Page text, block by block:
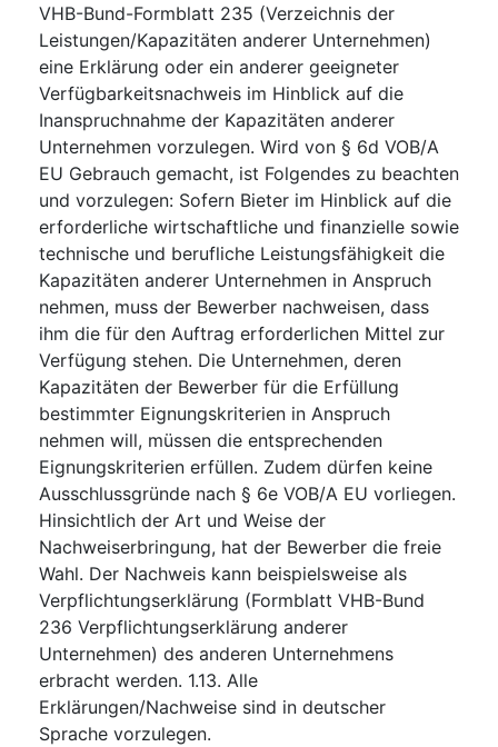
VHB-Bund-Formblatt 235 (Verzeichnis der
Leistungen/Kapazitäten anderer Unternehmen)
eine Erklärung oder ein anderer geeigneter
Verfügbarkeitsnachweis im Hinblick auf die
Inanspruchnahme der Kapazitäten anderer
Unternehmen vorzulegen. Wird von § 6d VOB/A
EU Gebrauch gemacht, ist Folgendes zu beachten
und vorzulegen: Sofern Bieter im Hinblick auf die
erforderliche wirtschaftliche und finanzielle sowie
technische und berufliche Leistungsfähigkeit die
Kapazitäten anderer Unternehmen in Anspruch
nehmen, muss der Bewerber nachweisen, dass
ihm die für den Auftrag erforderlichen Mittel zur
Verfügung stehen. Die Unternehmen, deren
Kapazitäten der Bewerber für die Erfüllung
bestimmter Eignungskriterien in Anspruch
nehmen will, müssen die entsprechenden
Eignungskriterien erfüllen. Zudem dürfen keine
Ausschlussgründe nach § 6e VOB/A EU vorliegen.
Hinsichtlich der Art und Weise der
Nachweiserbringung, hat der Bewerber die freie
Wahl. Der Nachweis kann beispielsweise als
Verpflichtungserklärung (Formblatt VHB-Bund
236 Verpflichtungserklärung anderer
Unternehmen) des anderen Unternehmens
erbracht werden. 1.13. Alle
Erklärungen/Nachweise sind in deutscher
Sprache vorzulegen.